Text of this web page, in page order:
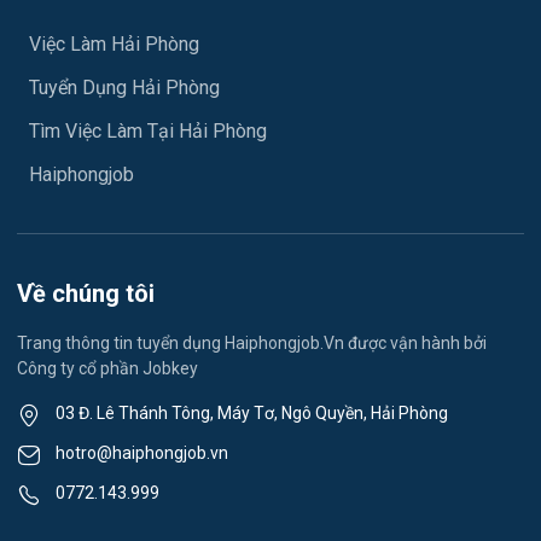
Y tế
May mặc
Lái xe
Tiếng Nhật
Việc làm An Hải
Việc làm An Phong
Việc làm Hải Dương
Việc làm Nam Đồng
Việc làm Tân Hưng
Việc Làm Hải Phòng
Tuyển Dụng Hải Phòng
Tìm Việc Làm Tại Hải Phòng
Haiphongjob
Về chúng tôi
Trang thông tin tuyển dụng Haiphongjob.Vn được vận hành bởi
Công ty cổ phần Jobkey
03 Đ. Lê Thánh Tông, Máy Tơ, Ngô Quyền, Hải Phòng
hotro@haiphongjob.vn
0772.143.999